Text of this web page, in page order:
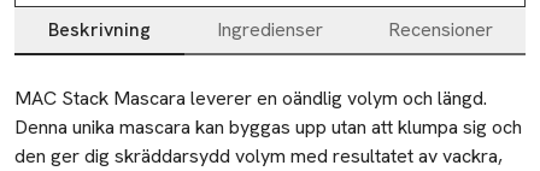
Beskrivning Ingredienser Recensioner
Beskrivning
MAC Stack Mascara leverer en oändlig volym och längd.
Denna unika mascara kan byggas upp utan att klumpa sig och
den ger dig skräddarsydd volym med resultatet av vackra,